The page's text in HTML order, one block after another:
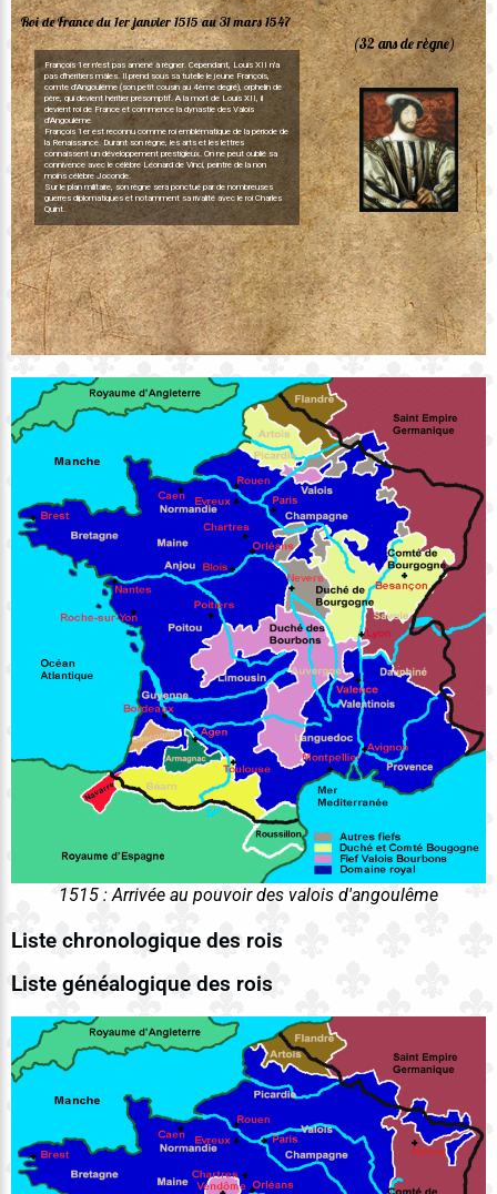
(32 ans de règne)
Roi de France du 1er janvier 1515 au 31 mars 1547
François 1er n'est pas amené à règner. Cependant, Louis XII n'a
pas d'héritiers mâles. Il prend sous sa tutelle le jeune François,
comte d'Angoulême (son petit cousin au 4ème degré), orphelin de
père, qui devient héritier présomptif. A la mort de Louis XII, il
devient roi de France et commence la dynastie des Valois
d'Angoulême.
François 1er est reconnu comme roi emblématique de la période de
la Renaissance. Durant son règne, les arts et les lettres
connaissent un développement prestigieux. On ne peut oublié sa
connivence avec le célèbre Léonard de Vinci, peintre de la non
moins célèbre Joconde.
Sur le plan militaire, son règne sera ponctué par de nombreuses
guerres diplomatiques et notamment sa rivalité avec le roi Charles
Quint.
1515 : Arrivée au pouvoir des valois d'angoulême
Liste chronologique des rois
Liste généalogique des rois